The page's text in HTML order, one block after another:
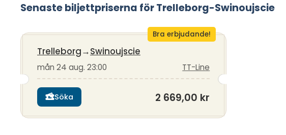
Senaste biljettpriserna för Trelleborg-Swinoujscie
Bra erbjudande!
Trelleborg→Swinoujscie
mån 24 aug. 23:00 TT-Line
Söka 2 669,00 kr